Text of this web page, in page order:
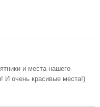
и места нашего
И очень красивые места!)